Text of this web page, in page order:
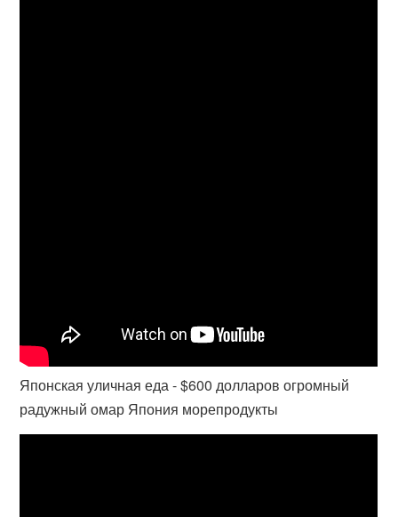
Японская уличная еда - $600 долларов огромный
радужный омар Япония морепродукты